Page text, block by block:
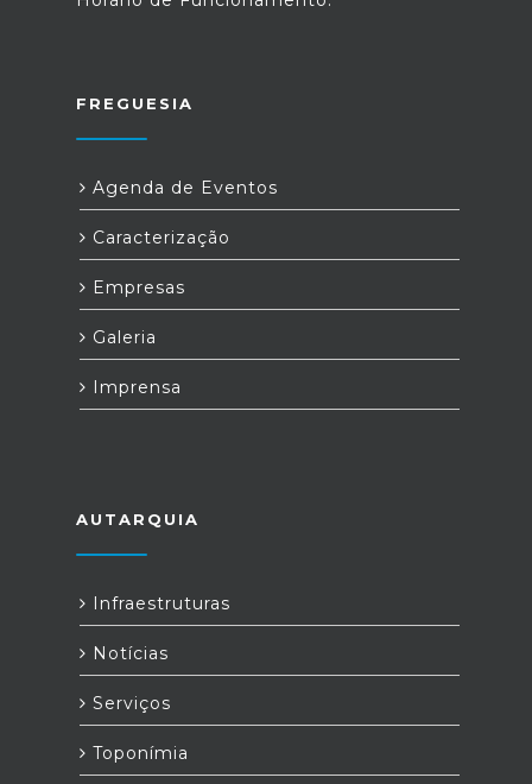
FREGUESIA
Agenda de Eventos
Caracterização
Empresas
Galeria
Imprensa
AUTARQUIA
Infraestruturas
Notícias
Serviços
Toponímia